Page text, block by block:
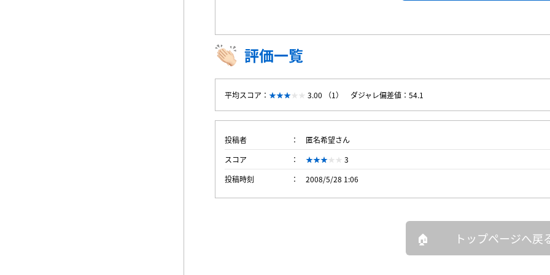
評価一覧
平均スコア： 3.00 （1） ダジャレ偏差値：54.1
投稿者
匿名希望さん
スコア
3
投稿時刻
2008/5/28 1:06
トップページへ戻